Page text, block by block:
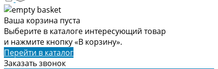
Ваша корзина пуста
Выберите в каталоге интересующий товар
и нажмите кнопку «В корзину».
Перейти в каталог
Заказать звонок